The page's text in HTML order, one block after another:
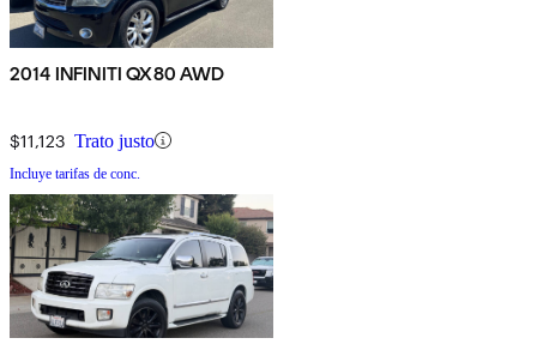
2014 INFINITI QX80 AWD
$11,123 Trato justo
Incluye tarifas de conc.